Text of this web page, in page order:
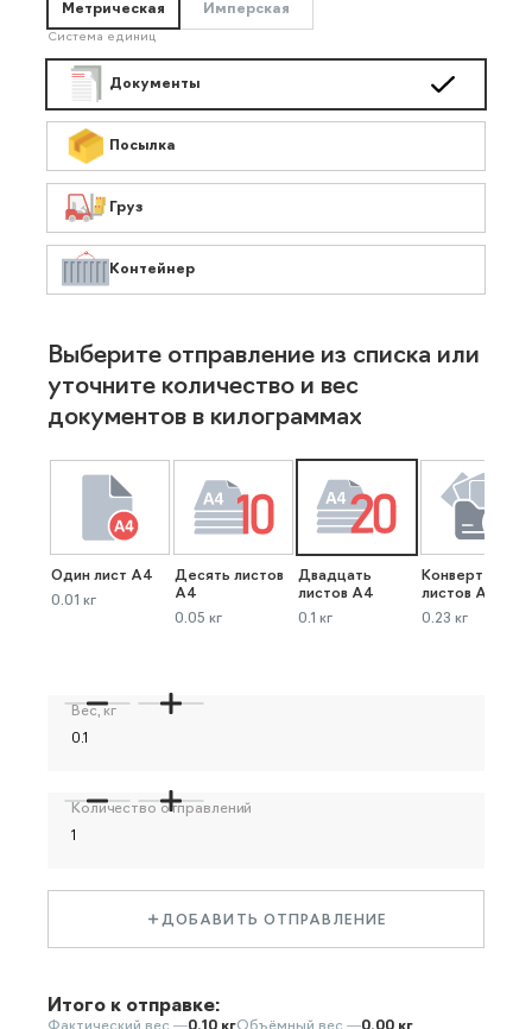
Метрическая Имперская
Система единиц
Документы
Посылка
Груз
Контейнер
Выберите отправление из списка или
уточните количество и вес
документов в килограммах
Один лист А4
0.01 кг
Десять листов
А4
0.05 кг
Двадцать
листов А4
0.1 кг
Конверт до 40
листов А4
0.23 кг
Вес, кг
Количество отправлений
ДОБАВИТЬ ОТПРАВЛЕНИЕ
Итого к отправке: